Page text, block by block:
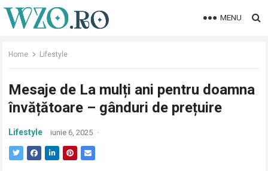
MENU
Home Lifestyle
Mesaje de La mulți ani pentru doamna
învățătoare – gânduri de prețuire
Lifestyle iunie 6, 2025 ·